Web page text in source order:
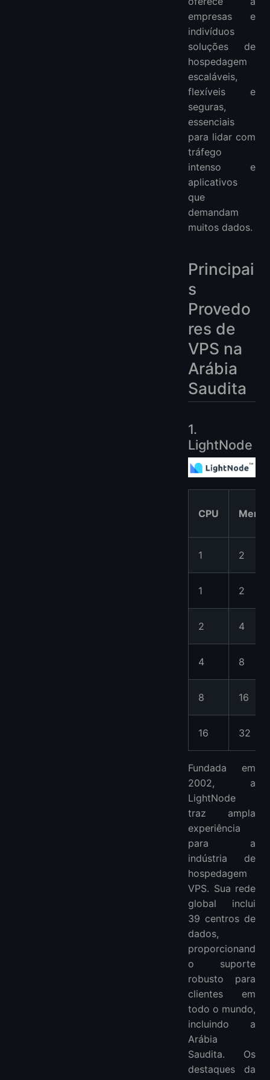
empresas e
indivíduos
soluções de
hospedagem
escaláveis,
flexíveis e
seguras,
essenciais
para lidar com
tráfego
intenso e
aplicativos
que
demandam
muitos dados.
Principai
s
Provedo
res de
VPS na
Arábia
Saudita
1.
LightNode
CPU
1 2
1 2
2 4
4 8
8 16
16 32
Fundada em
2002, a
LightNode
traz ampla
experiência
para a
indústria de
hospedagem
VPS. Sua rede
global inclui
39 centros de
dados,
proporcionand
o suporte
robusto para
clientes em
todo o mundo,
incluindo a
Arábia
Saudita. Os
destaques da